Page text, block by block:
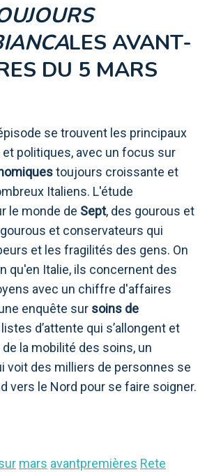
LES AVANT-
DU 5 MARS
se trouvent les principaux
politiques, avec un focus sur
toujours croissante et
Italiens. L'étude
le monde de Sept, des gourous et
et conservateurs qui
et les fragilités des gens. On
qu'en Italie, ils concernent des
avec un chiffre d'affaires
enquête sur soins de
d’attente qui s’allongent et
de la mobilité des soins, un
voit des milliers de personnes se
vers le Nord pour se faire soigner.
mars avantpremières Rete